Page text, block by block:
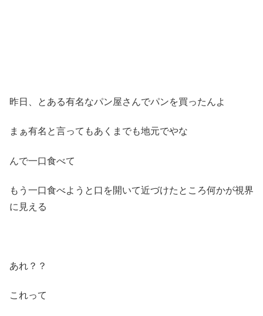
昨日、とある有名なパン屋さんでパンを買ったんよ
まぁ有名と言ってもあくまでも地元でやな
んで一口食べて
もう一口食べようと口を開いて近づけたところ何かが視界
に見える
あれ？？
これって